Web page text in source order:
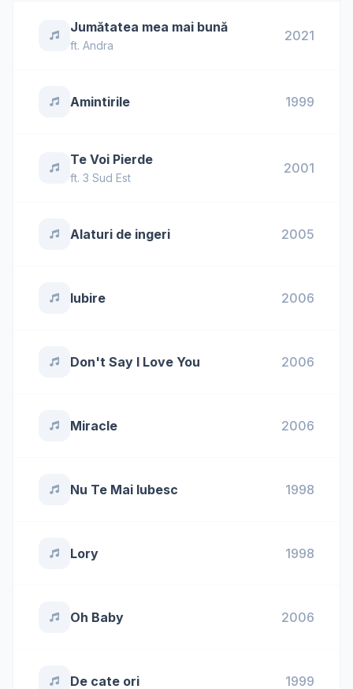
Jumătatea mea mai bună
ft. Andra
2021
Amintirile 1999
Te Voi Pierde
ft. 3 Sud Est
2001
Alaturi de ingeri 2005
Iubire 2006
Don't Say I Love You 2006
Miracle 2006
Nu Te Mai Iubesc 1998
Lory 1998
Oh Baby 2006
De cate ori 1999